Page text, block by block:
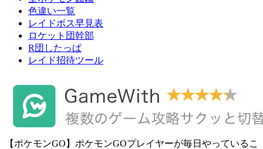
色違い一覧
レイドボス早見表
ロケット団幹部
R団したっぱ
レイド招待ツール
【ポケモンGO】ポケモンGOプレイヤーが毎日やっているこ